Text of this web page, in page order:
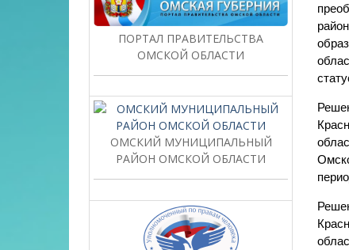
ПОРТАЛ ПРАВИТЕЛЬСТВА
ОМСКОЙ ОБЛАСТИ
ОМСКИЙ МУНИЦИПАЛЬНЫЙ
РАЙОН ОМСКОЙ ОБЛАСТИ